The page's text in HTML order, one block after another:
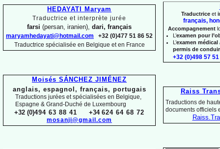
Traductrice et
français,
Accompagnement
L’examen pour
L’examen
permis de
+32 (0)498 57 51
Raiss
Traductions de
documents officiels
Raiss.
HEDAYATI Maryam
Traductrice et interprète jurée
farsi (persan, iranien), dari, français
maryamhedayati@hotmail.com +32 (0)477 51 86 52
Traductrice spécialisée en Belgique et en France
Moisés SÁNCHEZ JIMÉNEZ
anglais, espagnol, français, portugais
Traductions jurées et spécialisées en Belgique,
Espagne & Grand-Duché de Luxembourg
+32 (0)494 63 88 41 +34 624 64 68 72
mosanji@gmail.com